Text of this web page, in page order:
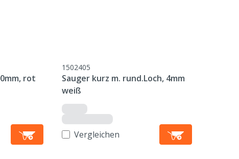
rot
1502405
Sauger kurz m. rund.Loch, 4mm
weiß
Vergleichen